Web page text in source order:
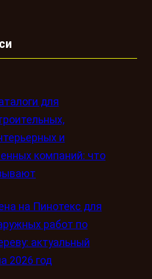
для
и
компаний: что
на Пинотекс для
работ по
актуальный
2026 год